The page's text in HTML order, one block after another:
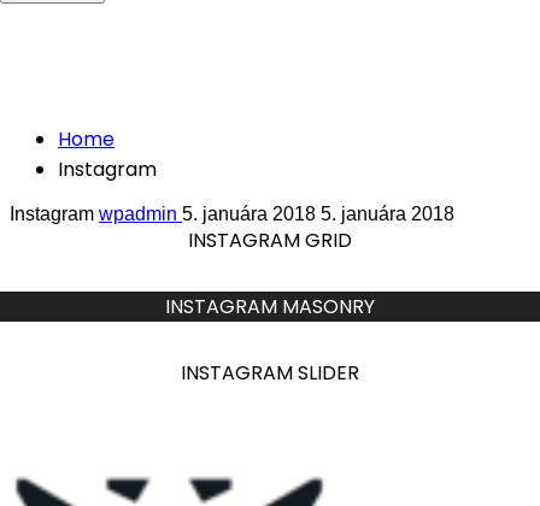
Home
Instagram
Instagram wpadmin 5. januára 2018 5. januára 2018
INSTAGRAM GRID
INSTAGRAM MASONRY
INSTAGRAM SLIDER